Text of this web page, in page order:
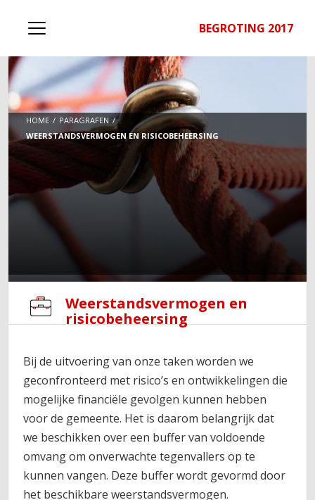
BEGROTING 2017
HOME
PARAGRAFEN
WEERSTANDSVERMOGEN EN RISICOBEHEERSING
Weerstandsvermogen en
risicobeheersing
Bij de uitvoering van onze taken worden we
geconfronteerd met risico’s en ontwikkelingen die
mogelijke financiële gevolgen kunnen hebben
voor de gemeente. Het is daarom belangrijk dat
we beschikken over een buffer van voldoende
omvang om onverwachte tegenvallers op te
kunnen vangen. Deze buffer wordt gevormd door
het beschikbare weerstandsvermogen.